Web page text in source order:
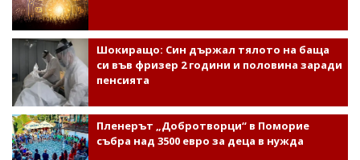
Шокиращо: Син държал тялото на баща
си във фризер 2 години и половина заради
пенсията
Пленерът „Добротворци“ в Поморие
събра над 3500 евро за деца в нужда